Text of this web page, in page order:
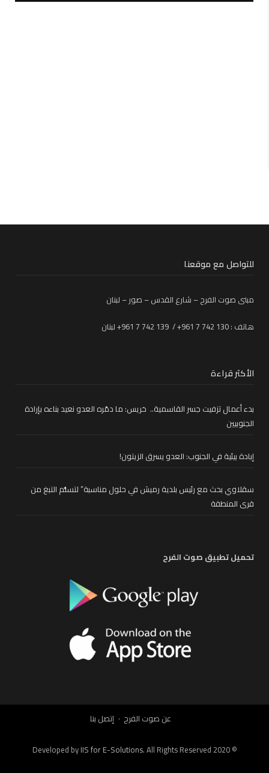
للتواصل مع موقعنا
مبنى صوت الفرح – شارع القدس – صور – لبنان
هاتف : 130 742 7 961+ / 139 742 7 961+ لبنان
الأكثر قراءة
بدء أعمال تزفيت جسر القاسمية.. خريس: ما دمّره العدو نعيد بناءه بإرادة
الجنوبيين
إبادة بيئية في الجنوب: العدو يسرق الزيتون!
سقلاوي بحث مع رئيس بلدية رميش في حلول مناسبة” لتسلُّم التبغ من
قرى المنطقة
تحميل تطبيق صوت الفرح
عن صوت الفرح إتصل بنا
© Developed by
IIS for E-Solutions. All Rights Reserved 2020